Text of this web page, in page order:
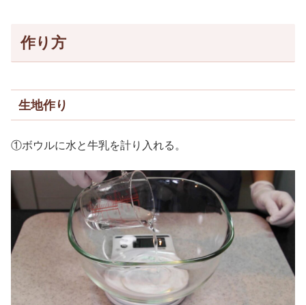
作り方
生地作り
①ボウルに水と牛乳を計り入れる。